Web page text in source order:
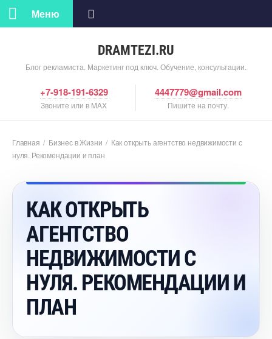
DRAMTEZI.RU
Блог рекламиста. Маркетинг под ключ. Обучение, консультации.
Меню
+7-918-191-6329
Звоните или в MAX
4447779@gmail.com
Пишите на почту.
Главная / Бизнес в Жизни / Как открыть агентство недвижимости с
нуля. Рекомендации и план
КАК ОТКРЫТЬ
АГЕНТСТВО
НЕДВИЖИМОСТИ С
НУЛЯ. РЕКОМЕНДАЦИИ И
ПЛАН